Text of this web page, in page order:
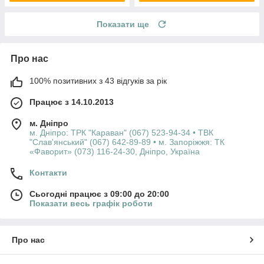
Показати ще
Про нас
100% позитивних з 43 відгуків за рік
Працює з 14.10.2013
м. Дніпро
м. Дніпро: ТРК "Караван" (067) 523-94-34 • ТВК
"Слав'янський" (067) 642-89-89 • м. Запоріжжя: ТК
«Фаворит» (073) 116-24-30, Дніпро, Україна
Контакти
Сьогодні працює з 09:00 до 20:00
Показати весь графік роботи
Про нас